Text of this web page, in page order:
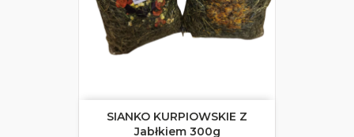
SIANKO KURPIOWSKIE Z
Jabłkiem 300g